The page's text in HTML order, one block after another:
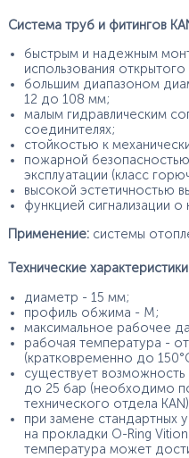
Система труб и фитингов
быстрым и надежным
использования открытого
большим диапазоном
12 до 108 мм;
малым гидравлическим
соединителях;
стойкостью к
пожарной
эксплуатации (класс
высокой эстетичностью
функцией сигнализации
Применение: системы
Технические
диаметр - 15 мм;
профиль обжима - М;
максимальное рабочее
рабочая температура -
(кратковременно до
существует
до 25 бар (необходимо
технического отдела
при замене стандартных
на прокладки O-Ring
температура может